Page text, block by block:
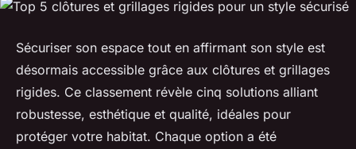
Sécuriser son espace tout en affirmant son style est
désormais accessible grâce aux clôtures et grillages
rigides. Ce classement révèle cinq solutions alliant
robustesse, esthétique et qualité, idéales pour
protéger votre habitat. Chaque option a été